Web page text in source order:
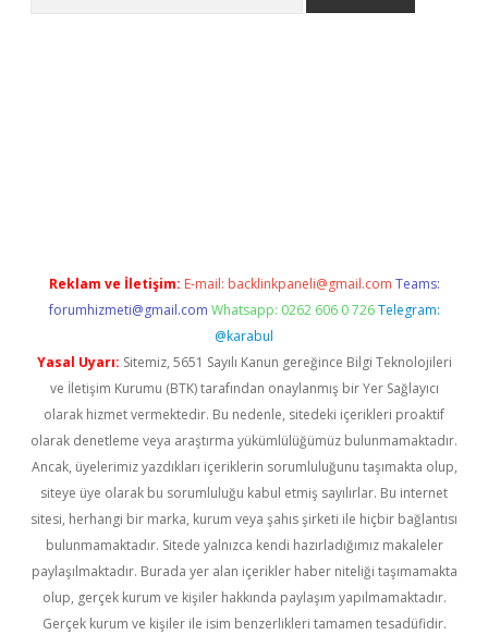
Reklam ve İletişim: E-mail: backlinkpaneli@gmail.com Teams:
forumhizmeti@gmail.com Whatsapp: 0262 606 0 726 Telegram:
@karabul
Yasal Uyarı: Sitemiz, 5651 Sayılı Kanun gereğince Bilgi Teknolojileri
ve İletişim Kurumu (BTK) tarafından onaylanmış bir Yer Sağlayıcı
olarak hizmet vermektedir. Bu nedenle, sitedeki içerikleri proaktif
olarak denetleme veya araştırma yükümlülüğümüz bulunmamaktadır.
Ancak, üyelerimiz yazdıkları içeriklerin sorumluluğunu taşımakta olup,
siteye üye olarak bu sorumluluğu kabul etmiş sayılırlar. Bu internet
sitesi, herhangi bir marka, kurum veya şahıs şirketi ile hiçbir bağlantısı
bulunmamaktadır. Sitede yalnızca kendi hazırladığımız makaleler
paylaşılmaktadır. Burada yer alan içerikler haber niteliği taşımamakta
olup, gerçek kurum ve kişiler hakkında paylaşım yapılmamaktadır.
Gerçek kurum ve kişiler ile isim benzerlikleri tamamen tesadüfidir.